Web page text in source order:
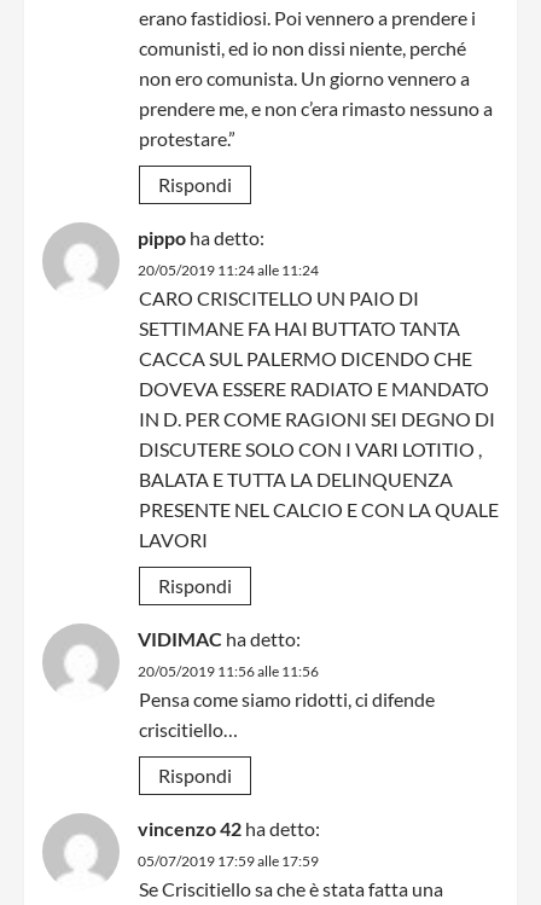
erano fastidiosi. Poi vennero a prendere i
comunisti, ed io non dissi niente, perché
non ero comunista. Un giorno vennero a
prendere me, e non c’era rimasto nessuno a
protestare.”
Rispondi
pippo ha detto:
20/05/2019 11:24 alle 11:24
CARO CRISCITELLO UN PAIO DI
SETTIMANE FA HAI BUTTATO TANTA
CACCA SUL PALERMO DICENDO CHE
DOVEVA ESSERE RADIATO E MANDATO
IN D. PER COME RAGIONI SEI DEGNO DI
DISCUTERE SOLO CON I VARI LOTITIO ,
BALATA E TUTTA LA DELINQUENZA
PRESENTE NEL CALCIO E CON LA QUALE
LAVORI
Rispondi
VIDIMAC ha detto:
20/05/2019 11:56 alle 11:56
Pensa come siamo ridotti, ci difende
criscitiello…
Rispondi
vincenzo 42 ha detto:
05/07/2019 17:59 alle 17:59
Se Criscitiello sa che è stata fatta una